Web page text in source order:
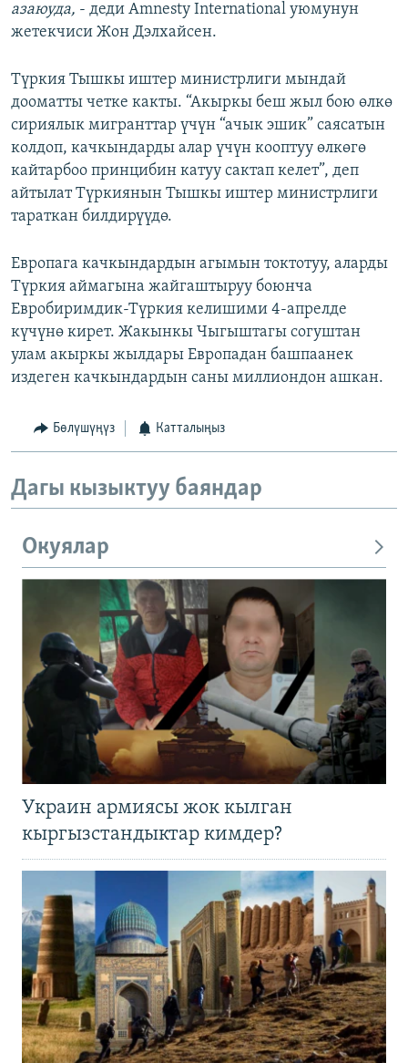
азаюуда, - деди Amnesty International уюмунун
жетекчиси Жон Дэлхайсен.
Түркия Тышкы иштер министрлиги мындай
дооматты четке какты. “Акыркы беш жыл бою өлкө
сириялык мигранттар үчүн “ачык эшик” саясатын
колдоп, качкындарды алар үчүн кооптуу өлкөгө
кайтарбоо принцибин катуу сактап келет”, деп
айтылат Түркиянын Тышкы иштер министрлиги
тараткан билдирүүдө.
Европага качкындардын агымын токтотуу, аларды
Түркия аймагына жайгаштыруу боюнча
Евробиримдик-Түркия келишими 4-апрелде
күчүнө кирет. Жакынкы Чыгыштагы согуштан
улам акыркы жылдары Европадан башпаанек
издеген качкындардын саны миллиондон ашкан.
Бөлүшүңүз Катталыңыз
Дагы кызыктуу баяндар
Окуялар
Украин армиясы жок кылган
кыргызстандыктар кимдер?